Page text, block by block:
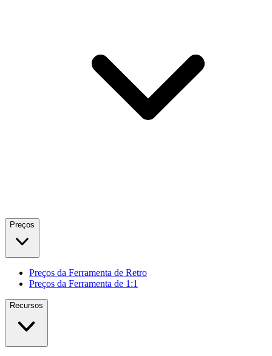
Preços
Preços da Ferramenta de Retro
Preços da Ferramenta de 1:1
Recursos